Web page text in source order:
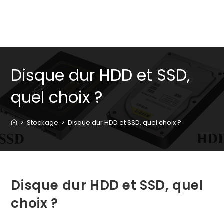
Disque dur HDD et SSD,
quel choix ?
> Stockage > Disque dur HDD et SSD, quel choix ?
Disque dur HDD et SSD, quel
choix ?